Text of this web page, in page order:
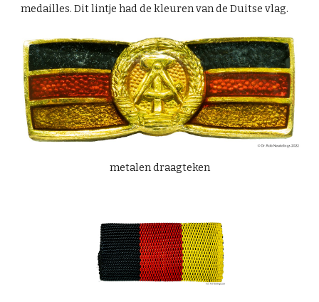
medailles. Dit lintje had de kleuren van de Duitse vlag.
metalen draagteken